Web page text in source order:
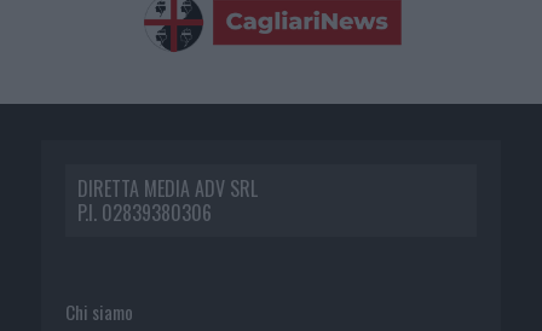
DIRETTA MEDIA ADV SRL
P.I. 02839380306
Chi siamo